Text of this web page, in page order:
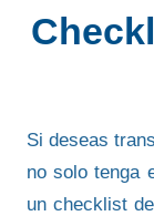
Si deseas
no solo tenga
un checklist